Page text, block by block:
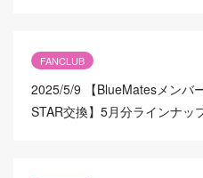
FANCLUB
2025/5/9
【BlueMatesメンバ
STAR交換】5月分ラインナッ